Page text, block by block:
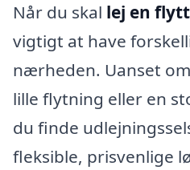
Når du skal lej en
vigtigt at have
nærheden. Uanset
lille flytning eller en
du finde
fleksible, prisvenlige